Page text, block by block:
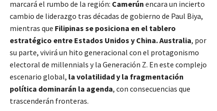
marcará el rumbo de la región: Camerún encara un incierto
cambio de liderazgo tras décadas de gobierno de Paul Biya,
mientras que Filipinas se posiciona en el tablero
estratégico entre Estados Unidos y China. Australia, por
su parte, vivirá un hito generacional con el protagonismo
electoral de millennials y la Generación Z. En este complejo
escenario global, la volatilidad y la fragmentación
política dominarán la agenda, con consecuencias que
trascenderán fronteras.